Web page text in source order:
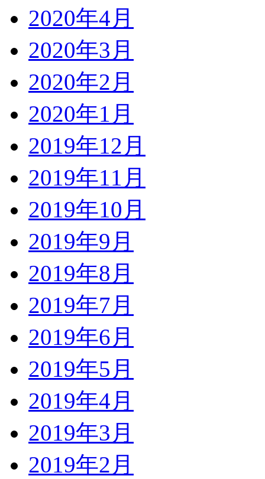
2020年4月
2020年3月
2020年2月
2020年1月
2019年12月
2019年11月
2019年10月
2019年9月
2019年8月
2019年7月
2019年6月
2019年5月
2019年4月
2019年3月
2019年2月